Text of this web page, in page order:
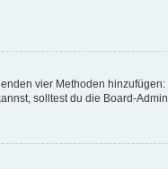
vier Methoden
solltest du die Board-